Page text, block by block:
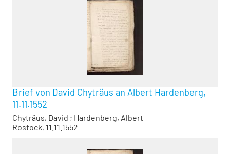
Brief von David Chyträus an Albert Hardenberg,
11.11.1552
Chyträus, David ; Hardenberg, Albert
Rostock, 11.11.1552